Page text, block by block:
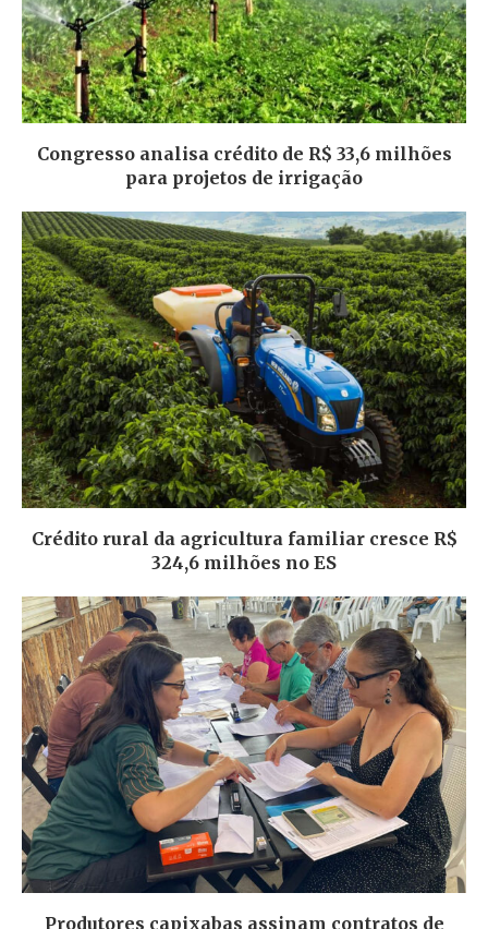
Congresso analisa crédito de R$ 33,6 milhões
para projetos de irrigação
Crédito rural da agricultura familiar cresce R$
324,6 milhões no ES
Produtores capixabas assinam contratos de